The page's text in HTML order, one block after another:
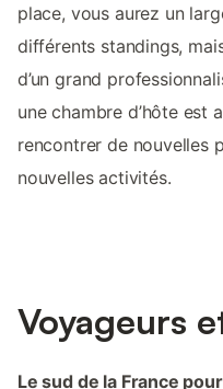
place, vous aurez un
différents standings,
d’un grand
une chambre d’hôte est
rencontrer de nouvelles
nouvelles activités.
Voyageurs
Le sud de la France